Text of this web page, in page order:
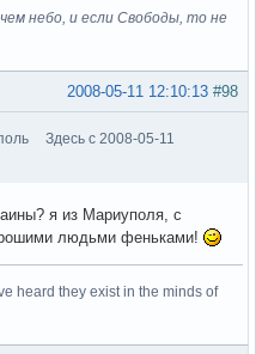
небо, и если Свободы, то не
#98
2008-05-11 12:10:13
Здесь с 2008-05-11
я из Мариуполя, с
людьми феньками!
heard they exist in the minds of